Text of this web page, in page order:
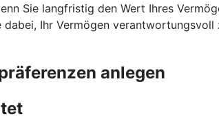
Sie langfristig den Wert Ihres
dabei, Ihr Vermögen
anlegen